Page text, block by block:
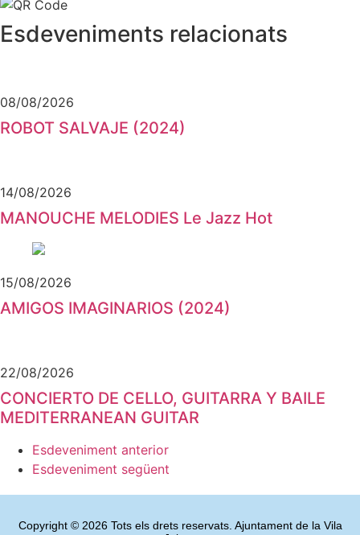
Esdeveniments relacionats
08/08/2026
ROBOT SALVAJE (2024)
14/08/2026
MANOUCHE MELODIES Le Jazz Hot
15/08/2026
AMIGOS IMAGINARIOS (2024)
22/08/2026
CONCIERTO DE CELLO, GUITARRA Y BAILE
MEDITERRANEAN GUITAR
Esdeveniment anterior
Esdeveniment següent
Copyright © 2026 Tots els drets reservats. Ajuntament de la Vila